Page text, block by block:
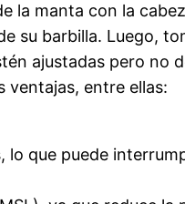
la manta con la
su barbilla. Luego,
ajustadas pero no
ventajas, entre ellas:
que puede